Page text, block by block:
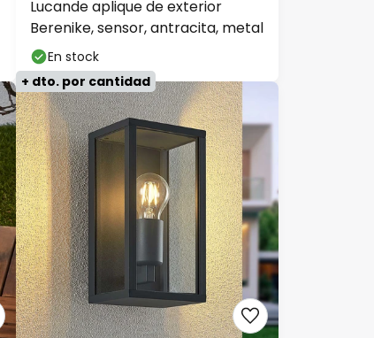
Lucande aplique de exterior
Berenike, sensor, antracita, metal
En stock
+ dto. por cantidad